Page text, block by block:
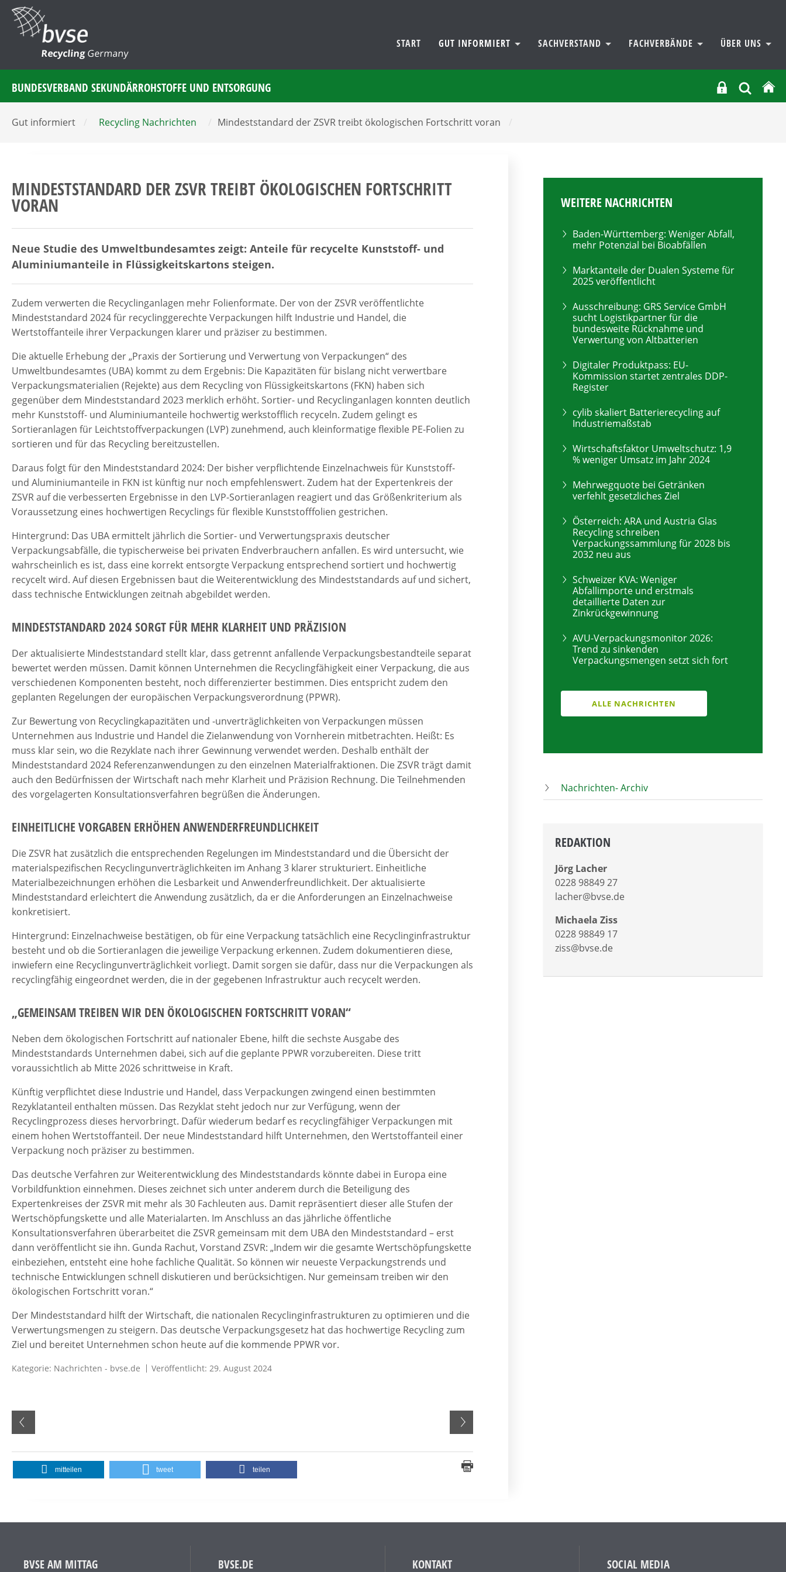
RecyclingGermany
START GUT INFORMIERT SACHVERSTAND FACHVERBÄNDE ÜBER UNS
BUNDESVERBAND SEKUNDÄRROHSTOFFE UND ENTSORGUNG
Gut informiert / Recycling Nachrichten / Mindeststandard der ZSVR treibt ökologischen Fortschritt voran /
MINDESTSTANDARD DER ZSVR TREIBT ÖKOLOGISCHEN FORTSCHRITT
VORAN
Neue Studie des Umweltbundesamtes zeigt: Anteile für recycelte Kunststoff- und
Aluminiumanteile in Flüssigkeitskartons steigen.
Zudem verwerten die Recyclinganlagen mehr Folienformate. Der von der ZSVR veröffentlichte
Mindeststandard 2024 für recyclinggerechte Verpackungen hilft Industrie und Handel, die
Wertstoffanteile ihrer Verpackungen klarer und präziser zu bestimmen.
Die aktuelle Erhebung der „Praxis der Sortierung und Verwertung von Verpackungen“ des
Umweltbundesamtes (UBA) kommt zu dem Ergebnis: Die Kapazitäten für bislang nicht verwertbare
Verpackungsmaterialien (Rejekte) aus dem Recycling von Flüssigkeitskartons (FKN) haben sich
gegenüber dem Mindeststandard 2023 merklich erhöht. Sortier- und Recyclinganlagen konnten deutlich
mehr Kunststoff- und Aluminiumanteile hochwertig werkstofflich recyceln. Zudem gelingt es
Sortieranlagen für Leichtstoffverpackungen (LVP) zunehmend, auch kleinformatige flexible PE-Folien zu
sortieren und für das Recycling bereitzustellen.
Daraus folgt für den Mindeststandard 2024: Der bisher verpflichtende Einzelnachweis für Kunststoff-
und Aluminiumanteile in FKN ist künftig nur noch empfehlenswert. Zudem hat der Expertenkreis der
ZSVR auf die verbesserten Ergebnisse in den LVP-Sortieranlagen reagiert und das Größenkriterium als
Voraussetzung eines hochwertigen Recyclings für flexible Kunststofffolien gestrichen.
Hintergrund: Das UBA ermittelt jährlich die Sortier- und Verwertungspraxis deutscher
Verpackungsabfälle, die typischerweise bei privaten Endverbrauchern anfallen. Es wird untersucht, wie
wahrscheinlich es ist, dass eine korrekt entsorgte Verpackung entsprechend sortiert und hochwertig
recycelt wird. Auf diesen Ergebnissen baut die Weiterentwicklung des Mindeststandards auf und sichert,
dass technische Entwicklungen zeitnah abgebildet werden.
MINDESTSTANDARD 2024 SORGT FÜR MEHR KLARHEIT UND PRÄZISION
Der aktualisierte Mindeststandard stellt klar, dass getrennt anfallende Verpackungsbestandteile separat
bewertet werden müssen. Damit können Unternehmen die Recyclingfähigkeit einer Verpackung, die aus
verschiedenen Komponenten besteht, noch differenzierter bestimmen. Dies entspricht zudem den
geplanten Regelungen der europäischen Verpackungsverordnung (PPWR).
Zur Bewertung von Recyclingkapazitäten und -unverträglichkeiten von Verpackungen müssen
Unternehmen aus Industrie und Handel die Zielanwendung von Vornherein mitbetrachten. Heißt: Es
muss klar sein, wo die Rezyklate nach ihrer Gewinnung verwendet werden. Deshalb enthält der
Mindeststandard 2024 Referenzanwendungen zu den einzelnen Materialfraktionen. Die ZSVR trägt damit
auch den Bedürfnissen der Wirtschaft nach mehr Klarheit und Präzision Rechnung. Die Teilnehmenden
des vorgelagerten Konsultationsverfahren begrüßen die Änderungen.
EINHEITLICHE VORGABEN ERHÖHEN ANWENDERFREUNDLICHKEIT
Die ZSVR hat zusätzlich die entsprechenden Regelungen im Mindeststandard und die Übersicht der
materialspezifischen Recyclingunverträglichkeiten im Anhang 3 klarer strukturiert. Einheitliche
Materialbezeichnungen erhöhen die Lesbarkeit und Anwenderfreundlichkeit. Der aktualisierte
Mindeststandard erleichtert die Anwendung zusätzlich, da er die Anforderungen an Einzelnachweise
konkretisiert.
Hintergrund: Einzelnachweise bestätigen, ob für eine Verpackung tatsächlich eine Recyclinginfrastruktur
besteht und ob die Sortieranlagen die jeweilige Verpackung erkennen. Zudem dokumentieren diese,
inwiefern eine Recyclingunverträglichkeit vorliegt. Damit sorgen sie dafür, dass nur die Verpackungen als
recyclingfähig eingeordnet werden, die in der gegebenen Infrastruktur auch recycelt werden.
„GEMEINSAM TREIBEN WIR DEN ÖKOLOGISCHEN FORTSCHRITT VORAN“
Neben dem ökologischen Fortschritt auf nationaler Ebene, hilft die sechste Ausgabe des
Mindeststandards Unternehmen dabei, sich auf die geplante PPWR vorzubereiten. Diese tritt
voraussichtlich ab Mitte 2026 schrittweise in Kraft.
Künftig verpflichtet diese Industrie und Handel, dass Verpackungen zwingend einen bestimmten
Rezyklatanteil enthalten müssen. Das Rezyklat steht jedoch nur zur Verfügung, wenn der
Recyclingprozess dieses hervorbringt. Dafür wiederum bedarf es recyclingfähiger Verpackungen mit
einem hohen Wertstoffanteil. Der neue Mindeststandard hilft Unternehmen, den Wertstoffanteil einer
Verpackung noch präziser zu bestimmen.
Das deutsche Verfahren zur Weiterentwicklung des Mindeststandards könnte dabei in Europa eine
Vorbildfunktion einnehmen. Dieses zeichnet sich unter anderem durch die Beteiligung des
Expertenkreises der ZSVR mit mehr als 30 Fachleuten aus. Damit repräsentiert dieser alle Stufen der
Wertschöpfungskette und alle Materialarten. Im Anschluss an das jährliche öffentliche
Konsultationsverfahren überarbeitet die ZSVR gemeinsam mit dem UBA den Mindeststandard – erst
dann veröffentlicht sie ihn. Gunda Rachut, Vorstand ZSVR: „Indem wir die gesamte Wertschöpfungskette
einbeziehen, entsteht eine hohe fachliche Qualität. So können wir neueste Verpackungstrends und
technische Entwicklungen schnell diskutieren und berücksichtigen. Nur gemeinsam treiben wir den
ökologischen Fortschritt voran.“
Der Mindeststandard hilft der Wirtschaft, die nationalen Recyclinginfrastrukturen zu optimieren und die
Verwertungsmengen zu steigern. Das deutsche Verpackungsgesetz hat das hochwertige Recycling zum
Ziel und bereitet Unternehmen schon heute auf die kommende PPWR vor.
Kategorie: Nachrichten - bvse.de Veröffentlicht: 29. August 2024
mitteilen tweet teilen
WEITERE NACHRICHTEN
Baden-Württemberg: Weniger Abfall,
mehr Potenzial bei Bioabfällen
Marktanteile der Dualen Systeme für
2025 veröffentlicht
Ausschreibung: GRS Service GmbH
sucht Logistikpartner für die
bundesweite Rücknahme und
Verwertung von Altbatterien
Digitaler Produktpass: EU-
Kommission startet zentrales DDP-
Register
cylib skaliert Batterierecycling auf
Industriemaßstab
Wirtschaftsfaktor Umweltschutz: 1,9
% weniger Umsatz im Jahr 2024
Mehrwegquote bei Getränken
verfehlt gesetzliches Ziel
Österreich: ARA und Austria Glas
Recycling schreiben
Verpackungssammlung für 2028 bis
2032 neu aus
Schweizer KVA: Weniger
Abfallimporte und erstmals
detaillierte Daten zur
Zinkrückgewinnung
AVU-Verpackungsmonitor 2026:
Trend zu sinkenden
Verpackungsmengen setzt sich fort
ALLE NACHRICHTEN
Nachrichten- Archiv
REDAKTION
Jörg Lacher
0228 98849 27
lacher@bvse.de
Michaela Ziss
0228 98849 17
ziss@bvse.de
BVSE AM MITTAG BVSE.DE KONTAKT SOCIAL MEDIA